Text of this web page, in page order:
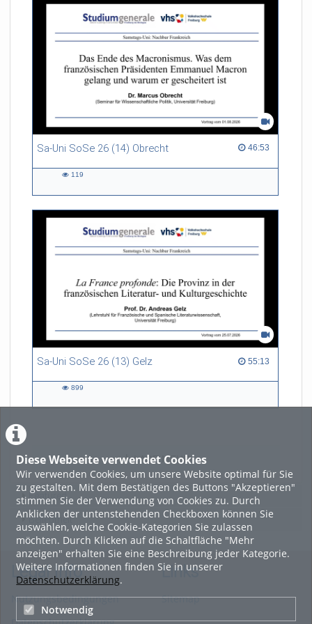
Diese Webseite verwendet Cookies
Wir verwenden Cookies, um unsere Website optimal für Sie
zu gestalten. Mit dem Bestätigen des Buttons "Akzeptieren"
stimmen Sie der Verwendung von Cookies zu. Durch
Anklicken der untenstehenden Checkboxen können Sie
auswählen, welche Cookie-Kategorien Sie zulassen
möchten. Durch Klicken auf die Schaltfläche "Mehr
anzeigen" erhalten Sie eine Beschreibung jeder Kategorie.
Weitere Informationen finden Sie in unserer
Datenschutzerklärung.
Notwendig
Afrikas und der Diaspora.
Moderation: Prof. Dr. Andreas
Sa-Uni SoSe 26 (14) Obrecht 46:53
46:53 duration
119
Sa-Uni SoSe 26 (13) Gelz 55:13
55:13 duration
899
LADE MEHR
Featured
Beliebtheit
Legal Info
Nutzungsbedingungen
Links
Sitemap